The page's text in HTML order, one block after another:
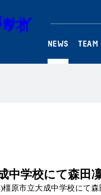
NEWS TEAM
中学校にて森田
)橿原市立大成中学校にて